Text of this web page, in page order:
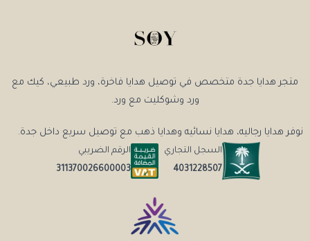
متجر هدايا جدة متخصص في توصيل هدايا فاخرة، ورد طبيعي، كيك مع
ورد وشوكليت مع ورد.
نوفر هدايا رجاليه، هدايا نسائيه وهدايا ذهب مع توصيل سريع داخل جدة.
السجل التجاري
4031228507
الرقم الضريبي
311370026600003